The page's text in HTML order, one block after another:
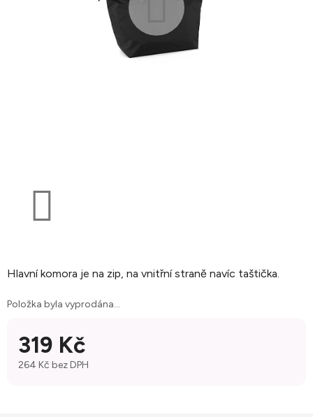
Hlavní komora je na zip, na vnitřní straně navíc taštička.
Položka byla vyprodána…
319 Kč
264 Kč bez DPH